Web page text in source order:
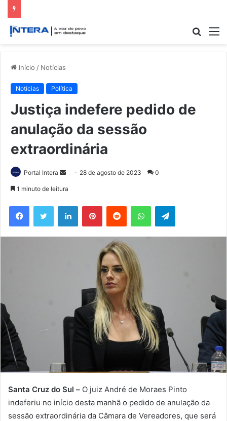
Início / Notícias
Notícias Política
Justiça indefere pedido de
anulação da sessão
extraordinária
Portal Intera
Mande
mail
28 de agosto de 2023 0
1 minuto de leitura
FacebookTwitter LinkedinPinterestReddit WhatsAppTelegram
Santa Cruz do Sul – O juiz André de Moraes Pinto
indeferiu no início desta manhã o pedido de anulação da
sessão extraordinária da Câmara de Vereadores, que será